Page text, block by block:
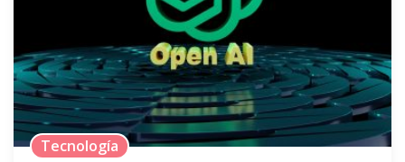
Tecnología